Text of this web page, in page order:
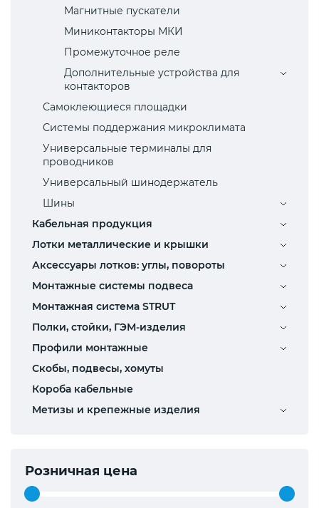
Магнитные пускатели
Миниконтакторы МКИ
Промежуточное реле
Дополнительные устройства для
контакторов
Самоклеющиеся площадки
Системы поддержания микроклимата
Универсальные терминалы для
проводников
Универсальный шинодержатель
Шины
Кабельная продукция
Лотки металлические и крышки
Аксессуары лотков: углы, повороты
Монтажные системы подвеса
Монтажная система STRUT
Полки, стойки, ГЭМ-изделия
Профили монтажные
Скобы, подвесы, хомуты
Короба кабельные
Метизы и крепежные изделия
Розничная цена